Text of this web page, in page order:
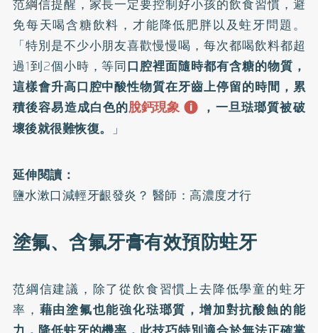
范綱信提醒，家長一定要控制好小孩的飲食習慣，避
免每天喝含糖飲料，才能降低肥胖以及蛀牙問題。
「特別是不少小朋友喜歡慢慢喝，每次都喝飲料都超
過1到2個小時，等同口腔裡面隨時都有含糖的物質，
這樣會升高口腔中酸性物質在牙齒上停留的時間，累
積後容易造成白色的脫鈣現象
，一旦琺瑯質被破
壞後就很難恢復。 」
延伸閱讀：
鹽水漱口減輕牙齦發炎？ 醫師：高濃度才行
塗氟、含氟牙膏有效預防蛀牙
范綱信建議，除了從飲食習慣上去降低學童的蛀牙
率， 藉由塗氟也能強化琺瑯質，增加對抗酸蝕的能